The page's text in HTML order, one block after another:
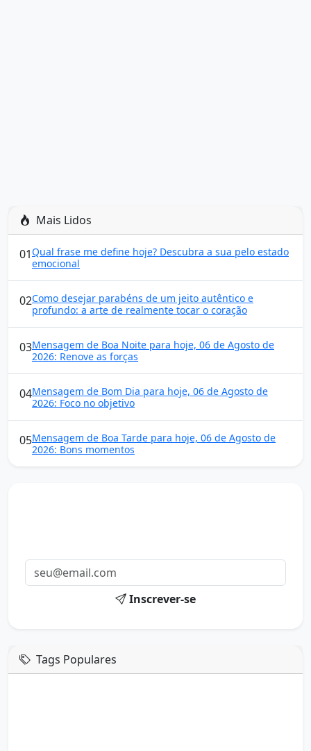
Mais Lidos
01Qual frase me define hoje? Descubra a sua pelo estado
emocional
02Como desejar parabéns de um jeito autêntico e
profundo: a arte de realmente tocar o coração
03Mensagem de Boa Noite para hoje, 06 de Agosto de
2026: Renove as forças
04Mensagem de Bom Dia para hoje, 06 de Agosto de
2026: Foco no objetivo
05Mensagem de Boa Tarde para hoje, 06 de Agosto de
2026: Bons momentos
Inscrever-se
Tags Populares